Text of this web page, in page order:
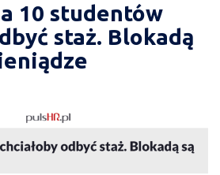
10 studentów
staż. Blokadą